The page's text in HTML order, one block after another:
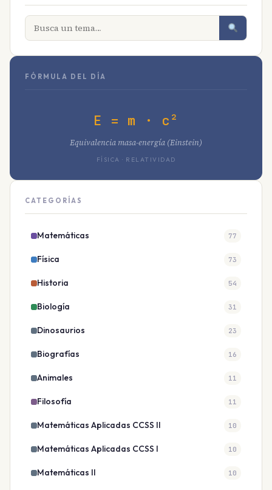
FÓRMULA DEL DÍA
E = m · c²
Equivalencia masa-energía (Einstein)
FÍSICA · RELATIVIDAD
CATEGORÍAS
Matemáticas 77
Física 73
Historia 54
Biología 31
Dinosaurios 23
Biografías 16
Animales 11
Filosofía 11
Matemáticas Aplicadas CCSS II 10
Matemáticas Aplicadas CCSS I 10
Matemáticas II 10